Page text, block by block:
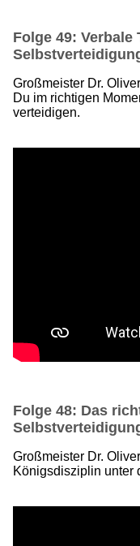
Folge 49: Verbale
Großmeister Dr.
Du im richtigen
verteidigen.
Folge 48: Das
Großmeister Dr.
Königsdisziplin unter